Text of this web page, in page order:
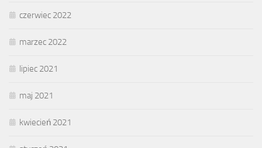
czerwiec 2022
marzec 2022
lipiec 2021
maj 2021
kwiecień 2021